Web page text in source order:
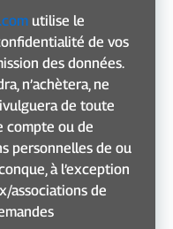
utilise le
de vos
des données.
n’achètera, ne
de toute
compte ou de
personnelles de ou
à l’exception
associations de